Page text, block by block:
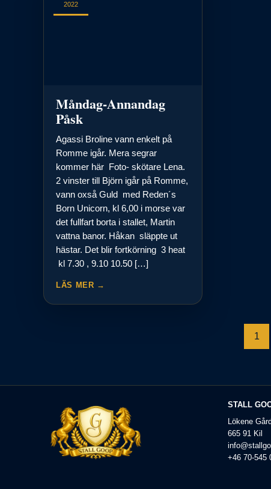
2022
Måndag-Annandag
Påsk
Agassi Broline vann enkelt på
Romme igår. Mera segrar
kommer här Foto- skötare Lena.
2 vinster till Björn igår på Romme,
vann oxså Guld med Reden´s
Born Unicorn, kl 6,00 i morse var
det fullfart borta i stallet, Martin
vattna banor. Håkan släppte ut
hästar. Det blir fortkörning 3 heat
kl 7.30 , 9.10 10.50 […]
LÄS MER →
1
STALL
Lökene Gård
665 91 Kil
+46 70-545